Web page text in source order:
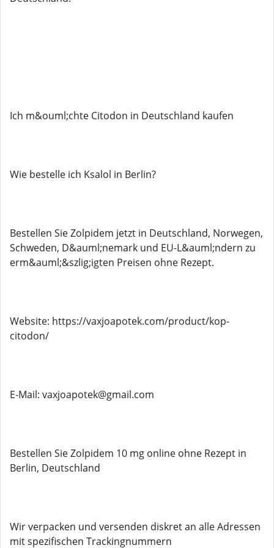
Ich m&ouml;chte Citodon in Deutschland kaufen
Wie bestelle ich Ksalol in Berlin?
Bestellen Sie Zolpidem jetzt in Deutschland, Norwegen,
Schweden, D&auml;nemark und EU-L&auml;ndern zu
erm&auml;&szlig;igten Preisen ohne Rezept.
Website: https://vaxjoapotek.com/product/kop-
citodon/
E-Mail: vaxjoapotek@gmail.com
Bestellen Sie Zolpidem 10 mg online ohne Rezept in
Berlin, Deutschland
Wir verpacken und versenden diskret an alle Adressen
mit spezifischen Trackingnummern